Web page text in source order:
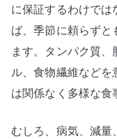
に保証するわけで
ば、季節に頼らずと
ます。タンパク質
ル、食物繊維などを
は関係なく多様な食
むしろ、病気、減